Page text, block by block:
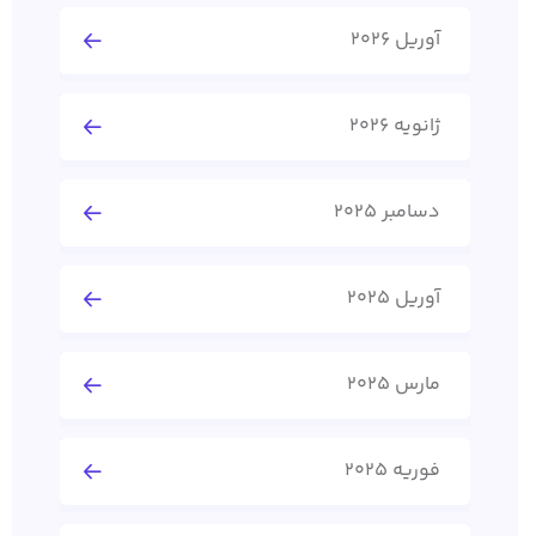
آوریل 2026
ژانویه 2026
دسامبر 2025
آوریل 2025
مارس 2025
فوریه 2025